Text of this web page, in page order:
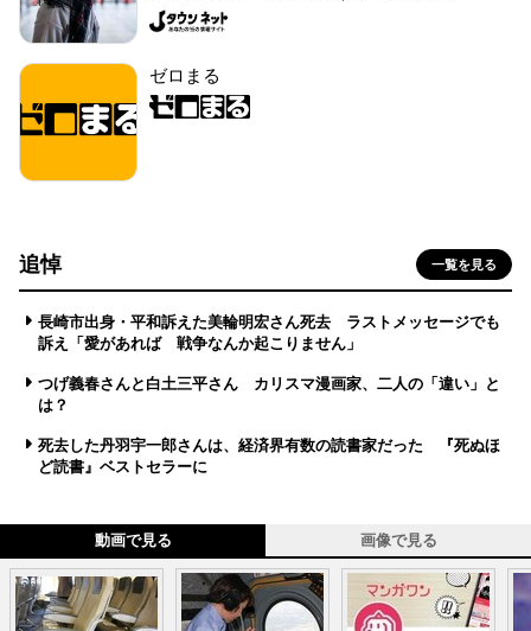
ゼロまる
追悼 一覧を見る
長崎市出身・平和訴えた美輪明宏さん死去 ラストメッセージでも
訴え「愛があれば 戦争なんか起こりません」
つげ義春さんと白土三平さん カリスマ漫画家、二人の「違い」と
は？
死去した丹羽宇一郎さんは、経済界有数の読書家だった 『死ぬほ
ど読書』ベストセラーに
動画で見る 画像で見る